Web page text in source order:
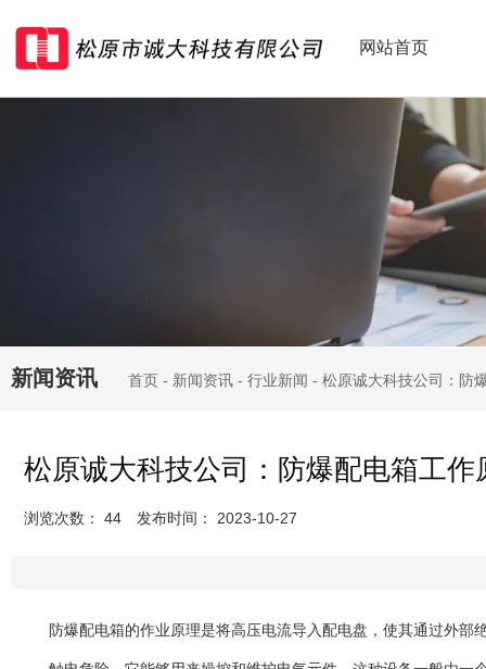
网站首页
新闻资讯 首页 - 新闻资讯 - 行业新闻 - 松原诚大科技公司：防
松原诚大科技公司：防爆配电箱工作
浏览次数： 44 发布时间： 2023-10-27
防爆配电箱的作业原理是将高压电流导入配电盘，使其通过外部